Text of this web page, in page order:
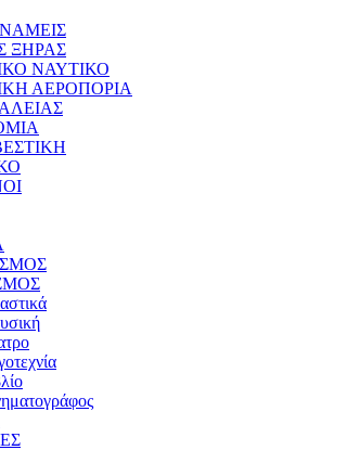
ΞΗΡΑΣ
ΝΑΥΤΙΚΟ
ΑΕΡΟΠΟΡΙΑ